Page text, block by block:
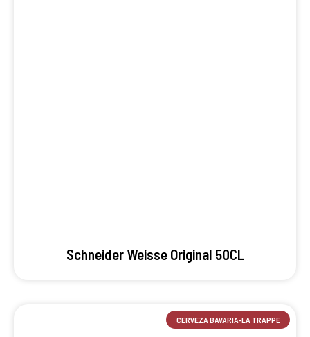
Schneider Weisse Original 50CL
CERVEZA BAVARIA-LA TRAPPE